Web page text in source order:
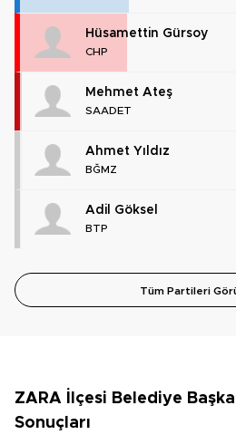
Hüsamettin Gürsoy
CHP
Mehmet Ateş
SAADET
Ahmet Yıldız
BĞMZ
Adil Göksel
BTP
Tüm Partileri
ZARA İlçesi Belediye
Sonuçları